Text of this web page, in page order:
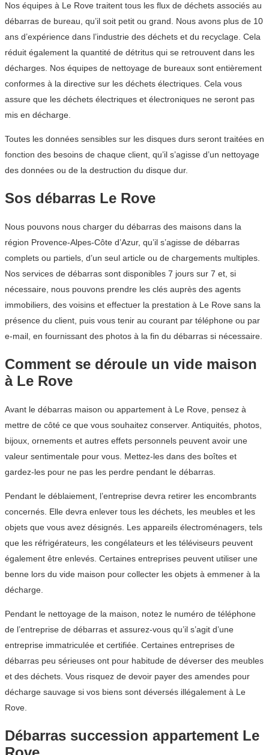
Nos équipes à Le Rove traitent tous les flux de déchets associés au
débarras de bureau, qu’il soit petit ou grand. Nous avons plus de 10
ans d’expérience dans l’industrie des déchets et du recyclage. Cela
réduit également la quantité de détritus qui se retrouvent dans les
décharges. Nos équipes de nettoyage de bureaux sont entièrement
conformes à la directive sur les déchets électriques. Cela vous
assure que les déchets électriques et électroniques ne seront pas
mis en décharge.
Toutes les données sensibles sur les disques durs seront traitées en
fonction des besoins de chaque client, qu’il s’agisse d’un nettoyage
des données ou de la destruction du disque dur.
Sos débarras Le Rove
Nous pouvons nous charger du débarras des maisons dans la
région Provence-Alpes-Côte d’Azur, qu’il s’agisse de débarras
complets ou partiels, d’un seul article ou de chargements multiples.
Nos services de débarras sont disponibles 7 jours sur 7 et, si
nécessaire, nous pouvons prendre les clés auprès des agents
immobiliers, des voisins et effectuer la prestation à Le Rove sans la
présence du client, puis vous tenir au courant par téléphone ou par
e-mail, en fournissant des photos à la fin du débarras si nécessaire.
Comment se déroule un vide maison
à Le Rove
Avant le débarras maison ou appartement à Le Rove, pensez à
mettre de côté ce que vous souhaitez conserver. Antiquités, photos,
bijoux, ornements et autres effets personnels peuvent avoir une
valeur sentimentale pour vous. Mettez-les dans des boîtes et
gardez-les pour ne pas les perdre pendant le débarras.
Pendant le déblaiement, l’entreprise devra retirer les encombrants
concernés. Elle devra enlever tous les déchets, les meubles et les
objets que vous avez désignés. Les appareils électroménagers, tels
que les réfrigérateurs, les congélateurs et les téléviseurs peuvent
également être enlevés. Certaines entreprises peuvent utiliser une
benne lors du vide maison pour collecter les objets à emmener à la
décharge.
Pendant le nettoyage de la maison, notez le numéro de téléphone
de l’entreprise de débarras et assurez-vous qu’il s’agit d’une
entreprise immatriculée et certifiée. Certaines entreprises de
débarras peu sérieuses ont pour habitude de déverser des meubles
et des déchets. Vous risquez de devoir payer des amendes pour
décharge sauvage si vos biens sont déversés illégalement à Le
Rove.
Débarras succession appartement Le